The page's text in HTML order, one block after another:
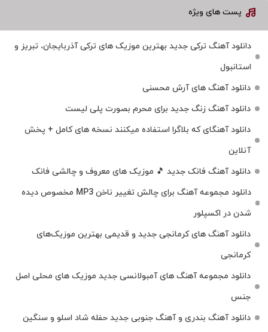
پست های ویژه
دانلود آهنگ ترکی جدید بهترین موزیک‌ های ترکی آذربایجان، تبریز و
استانبول
دانلود آهنگ های آرش محسنی
دانلود آهنگ زنگ جدید برای محرم بصورت پلی لیست
دانلود آهنگای که بلاگرا استفاده میکنند نسخه های کامل + پخش
آنلاین
دانلود آهنگ فانک جدید 🎵 موزیک‌ های معروف و چالشی فانک
دانلود مجموعه آهنگ برای چالش تغییر ناخن MP3 مخصوص دیده
شدن در اکسپلور
دانلود آهنگ‌ های کرمانجی جدید و قدیمی بهترین موزیک‌های
کرمانجی
دانلود مجموعه آهنگ های آمبولانسی جدید موزیک های محلی اصل
جنس
دانلود آهنگ بندری و آهنگ جنوبی جدید حفله شاد اسلو و سنگین